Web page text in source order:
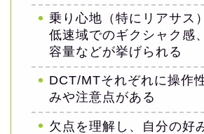
乗り心地（特にリアサス
低速域でのギクシャク感
容量などが挙げられる
DCT/MTそれぞれに操作
みや注意点がある
欠点を理解し、自分の好